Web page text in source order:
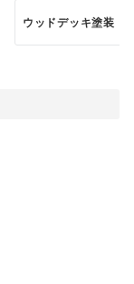
ウッドデッキ塗装